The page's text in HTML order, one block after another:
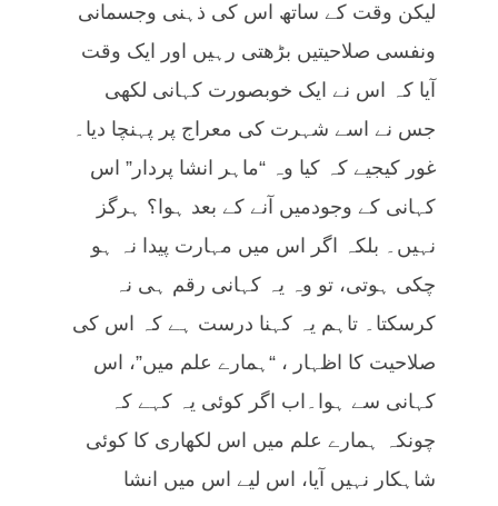
لیکن وقت کے ساتھ اس کی ذہنی وجسمانی
ونفسی صلاحیتیں بڑھتی رہیں اور ایک وقت
آیا کہ اس نے ایک خوبصورت کہانی لکھی
جس نے اسے شہرت کی معراج پر پہنچا دیا۔
غور کیجیے کہ کیا وہ “ماہر انشا پردار” اس
کہانی کے وجودمیں آنے کے بعد ہوا؟ ہرگز
نہیں۔ بلکہ اگر اس میں مہارت پیدا نہ ہو
چکی ہوتی، تو وہ یہ کہانی رقم ہی نہ
کرسکتا۔ تاہم یہ کہنا درست ہے کہ اس کی
صلاحیت کا اظہار ، “ہمارے علم میں”، اس
کہانی سے ہوا۔اب اگر کوئی یہ کہے کہ
چونکہ ہمارے علم میں اس لکھاری کا کوئی
شاہکار نہیں آیا، اس لیے اس میں انشا